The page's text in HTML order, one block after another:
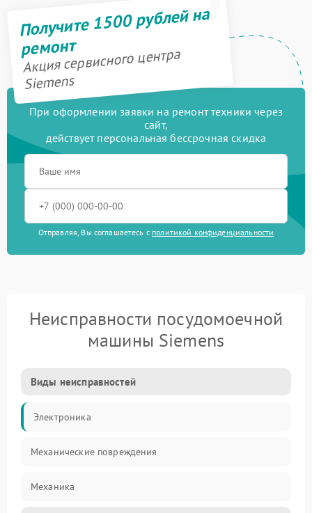
Получите 1500 рублей на
ремонт
Акция сервисного центра
Siemens
При оформлении заявки на ремонт техники через
сайт,
действует персональная бессрочная скидка
Отправляя, Вы соглашаетесь с политикой конфиденциальности
Неисправности посудомоечной
машины Siemens
Виды неисправностей
Электроника
Механические повреждения
Механика